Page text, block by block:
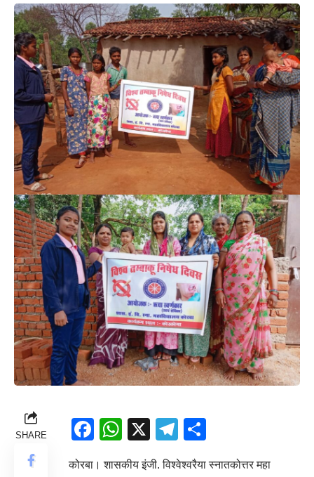
SHARE Facebook
WhatsApp
X Telegram
कोरबा। शासकीय इंजी. विश्वेश्वरैया स्नातकोत्तर महा